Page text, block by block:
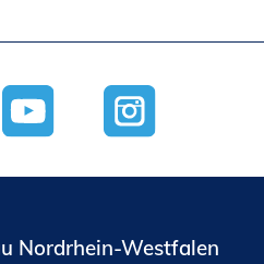
Nordrhein-Westfalen